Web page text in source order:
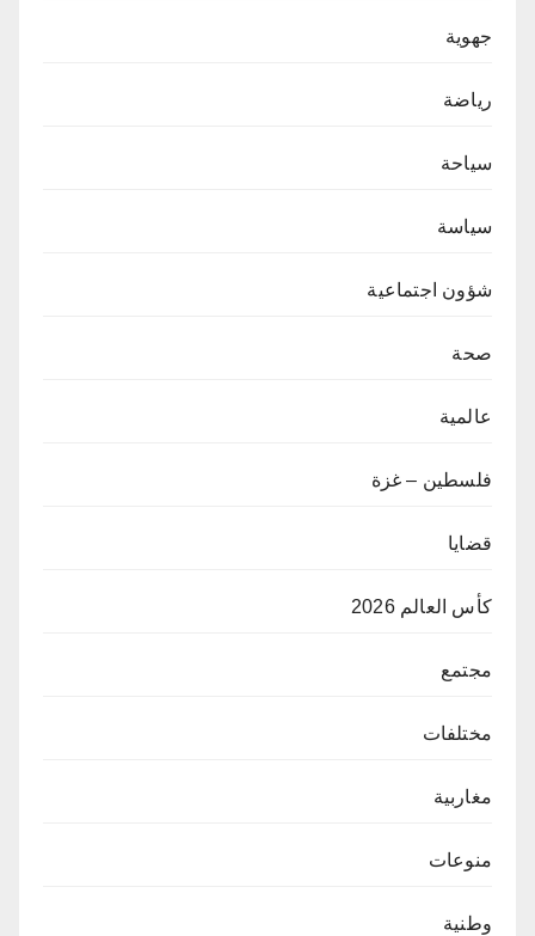
جهوية
رياضة
سياحة
سياسة
شؤون اجتماعية
صحة
عالمية
فلسطين – غزة
قضايا
كأس العالم 2026
مجتمع
مختلفات
مغاربية
منوعات
وطنية